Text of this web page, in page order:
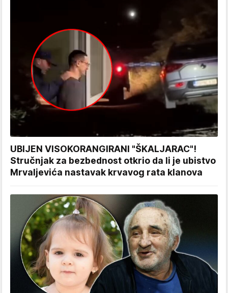
UBIJEN VISOKORANGIRANI "ŠKALJARAC"!
Stručnjak za bezbednost otkrio da li je ubistvo
Mrvaljevića nastavak krvavog rata klanova